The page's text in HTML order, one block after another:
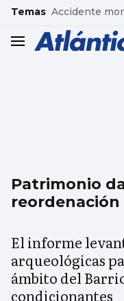
common.go-to-
Temas Accidente
header.menu.open
Patrimonio
reordenación
El informe
arqueológicas
ámbito del
condicionantes